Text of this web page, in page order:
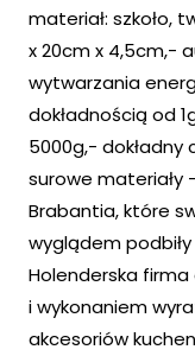
materiał: szkoło,
x 20cm x 4,5cm,-
wytwarzania
dokładnością od
5000g,- dokładny
surowe materiały
Brabantia, które
wyglądem
Holenderska
i wykonaniem
akcesoriów